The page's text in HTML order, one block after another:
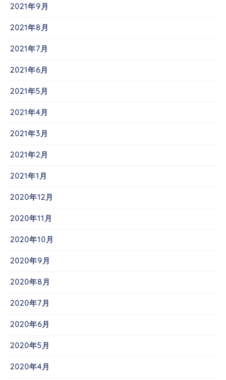
2021年9月
2021年8月
2021年7月
2021年6月
2021年5月
2021年4月
2021年3月
2021年2月
2021年1月
2020年12月
2020年11月
2020年10月
2020年9月
2020年8月
2020年7月
2020年6月
2020年5月
2020年4月